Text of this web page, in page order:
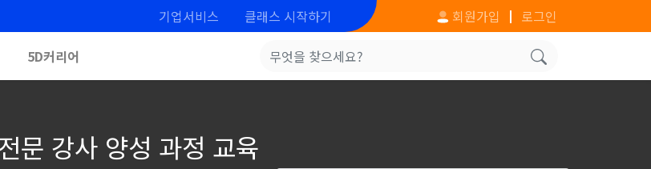
기업서비스 클래스 시작하기 회원가입 로그인
5D커리어
문 강사 양성 과정 교육